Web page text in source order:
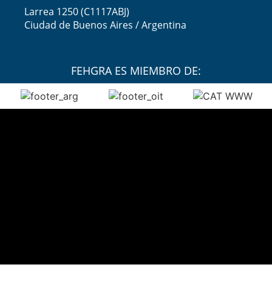
Larrea 1250 (C1117ABJ)
Ciudad de Buenos Aires / Argentina
FEHGRA ES MIEMBRO DE: